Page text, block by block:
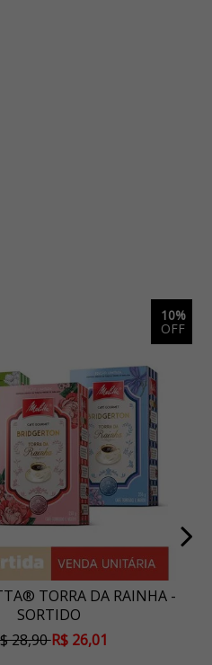
10%
OFF
TORRA DA RAINHA -
SORTIDO
28,90R$ 26,01